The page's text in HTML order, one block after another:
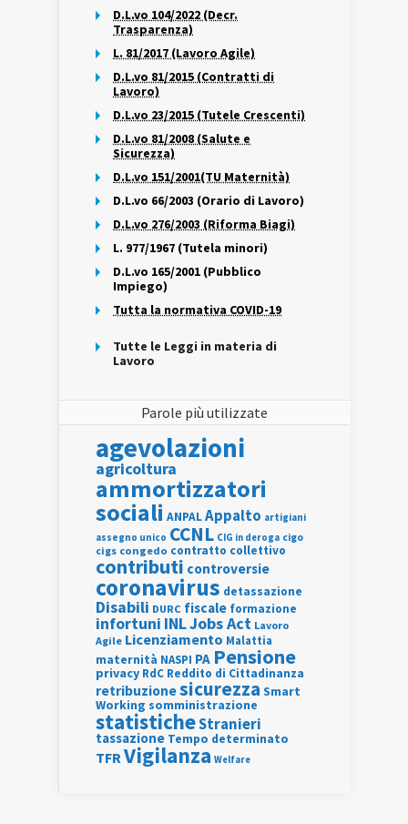
D.L.vo 104/2022 (Decr.
Trasparenza)
L. 81/2017 (Lavoro Agile)
D.L.vo 81/2015 (Contratti di
Lavoro)
D.L.vo 23/2015 (Tutele Crescenti)
D.L.vo 81/2008 (Salute e
Sicurezza)
D.L.vo 151/2001(TU Maternità)
D.L.vo 66/2003 (Orario di Lavoro)
D.L.vo 276/2003 (Riforma Biagi)
L. 977/1967 (Tutela minori)
D.L.vo 165/2001 (Pubblico
Impiego)
Tutta la normativa COVID-19
Tutte le Leggi in materia di
Lavoro
Parole più utilizzate
agevolazioni
agricoltura
ammortizzatori
sociali ANPALAppalto artigiani
assegno unico CCNL CIG in deroga cigo
cigs congedo contratto collettivo
contributi controversie
coronavirus detassazione
Disabili DURC fiscale formazione
infortuni INLJobs Act Lavoro
Agile Licenziamento Malattia
maternità NASPI PA Pensione
privacy RdC Reddito di Cittadinanza
retribuzionesicurezza Smart
Working somministrazione
statisticheStranieri
tassazione Tempo determinato
TFRVigilanza Welfare